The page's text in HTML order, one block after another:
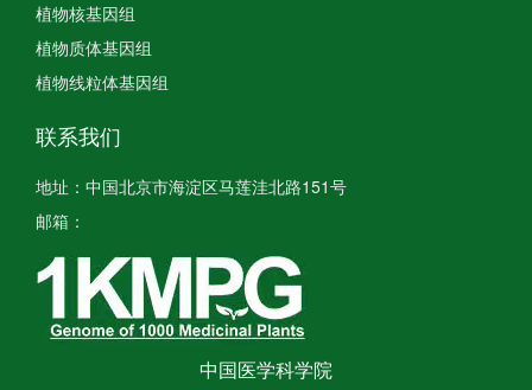
植物核基因组
植物质体基因组
植物线粒体基因组
联系我们
地址：中国北京市海淀区马莲洼北路151号
邮箱：
中国医学科学院